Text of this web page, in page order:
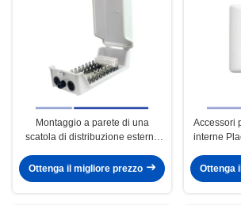
Montaggio a parete di una
scatola di distribuzione esterna
sistema di telecomunicazione
Ottenga il migliore prezzo
Accessori
interne
Ottenga